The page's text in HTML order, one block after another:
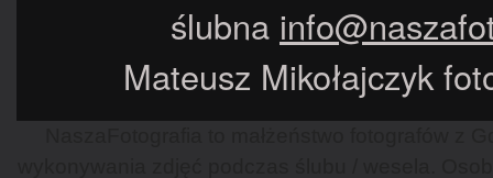
ślubna
Mateusz Mikołajczyk